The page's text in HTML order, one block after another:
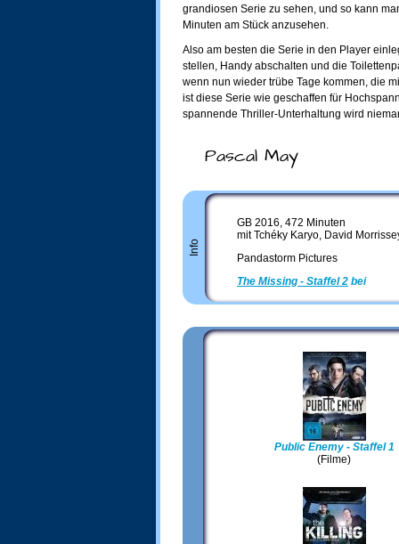
grandiosen Serie zu sehen, und so kann
Minuten am Stück anzusehen.
Also am besten die Serie in den Player
stellen, Handy abschalten und die
wenn nun wieder trübe Tage kommen, die
ist diese Serie wie geschaffen für
spannende Thriller-Unterhaltung wird
Pascal May
Info
GB 2016, 472 Minuten
mit Tchéky Karyo, David
Pandastorm Pictures
The Missing - Staffel 2 bei
Public Enemy - Staffel 1
(Filme)